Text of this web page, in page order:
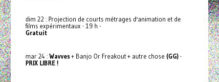
dim 22 : Projection de courts métrages d'animation et de
films expérimentaux - 19 h -
Gratuit
mar 24 : Wavves+ Banjo Or Freakout + autre chose (GG)-
PRIX LIBRE !